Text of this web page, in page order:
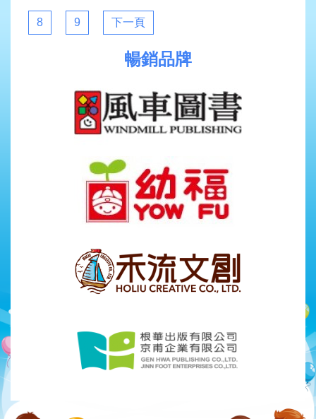
8 9 下一頁
暢銷品牌